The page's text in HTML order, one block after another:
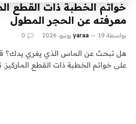
خواتم الخطبة ذات القطع
معرفته عن الحجر المطول
بواسطة yaraa 19 يونيو، 2026 0
هل تبحث عن الماس الذي يغري يدك؟
على خواتم الخطبة ذات القطع الماركيز.